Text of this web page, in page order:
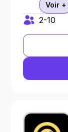
Voir +
2-10